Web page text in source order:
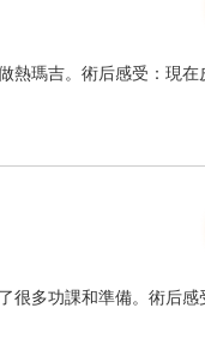
熱瑪吉。術后感受：現在
很多功課和準備。術后感